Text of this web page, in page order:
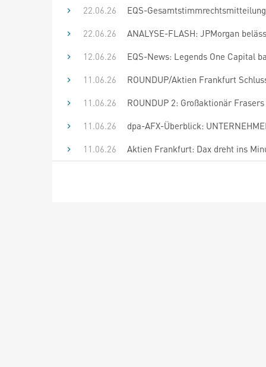
22.06.26
EQS-
22.06.26
ANALYSE-FLASH: JPMorgan
12.06.26
EQS-News: Legends One Capital
11.06.26
ROUNDUP/Aktien Frankfurt
11.06.26
ROUNDUP 2: Großaktionär
11.06.26
dpa-AFX-Überblick:
11.06.26
Aktien Frankfurt: Dax dreht ins